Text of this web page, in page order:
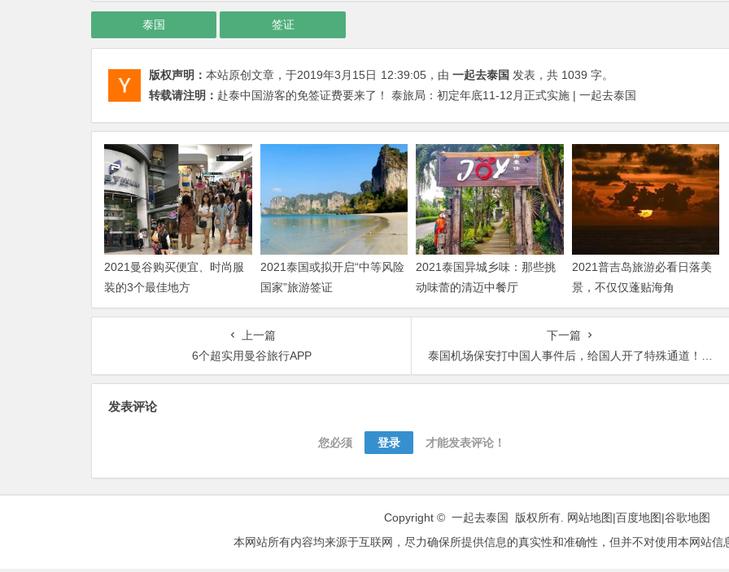
泰国 签证
版权声明： 本站原创文章，于2019年3月15日 12:39:05 ，由 一起去泰国 发表，共 1039 字。
转载请注明： 赴泰中国游客的免签证费要来了！ 泰旅局：初定年底11-12月正式实施 | 一起去泰国
2021曼谷购买便宜、时尚服
装的3个最佳地方
2021泰国或拟开启“中等风险
国家”旅游签证
2021泰国异城乡味：那些挑
动味蕾的清迈中餐厅
2021普吉岛旅游必看日落美
景，不仅仅蓬贴海角
上一篇
6个超实用曼谷旅行APP
下一篇
泰国机场保安打中国人事件后，给国人开了特殊通道！这到底怎么回事？
发表评论
您必须 登录 才能发表评论！
Copyright © 一起去泰国 版权所有. 网站地图|百度地图|谷歌地图
本网站所有内容均来源于互联网，尽力确保所提供信息的真实性和准确性，但并不对使用本网站信